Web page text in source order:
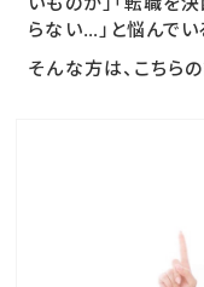
らない…」と悩んでい
そんな方は、こちら